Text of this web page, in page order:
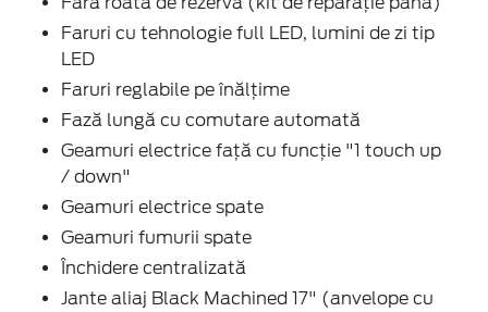
Faruri cu tehnologie full LED, lumini de zi tip
LED
Faruri reglabile pe înălțime
Fază lungă cu comutare automată
Geamuri electrice față cu funcție "1 touch up
/ down"
Geamuri electrice spate
Geamuri fumurii spate
Închidere centralizată
Jante aliaj Black Machined 17" (anvelope cu